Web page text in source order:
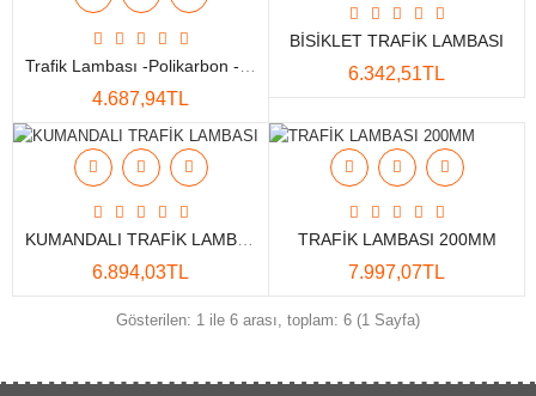
Yan Ürünler
Yedek Parça ve Aksesuar
Karşılaştır A. Listem (0)
Para Birimi
4.687,94TL
BİSİKLET TRAFİK LAMBASI
6.342,51TL
6.894,03TL
TRAFİK LAMBASI 200MM
7.997,07TL
Gösterilen: 1 ile 6 arası, toplam: 6 (1 Sayfa)